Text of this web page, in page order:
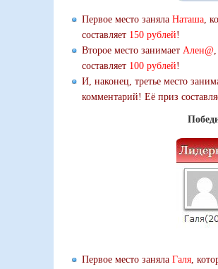
Первое место заняла Наташа,
составляет 150 рублей!
Второе место занимает Ален@
составляет 100 рублей!
И, наконец, третье место
комментарий! Её приз
Первое место заняла Галя,